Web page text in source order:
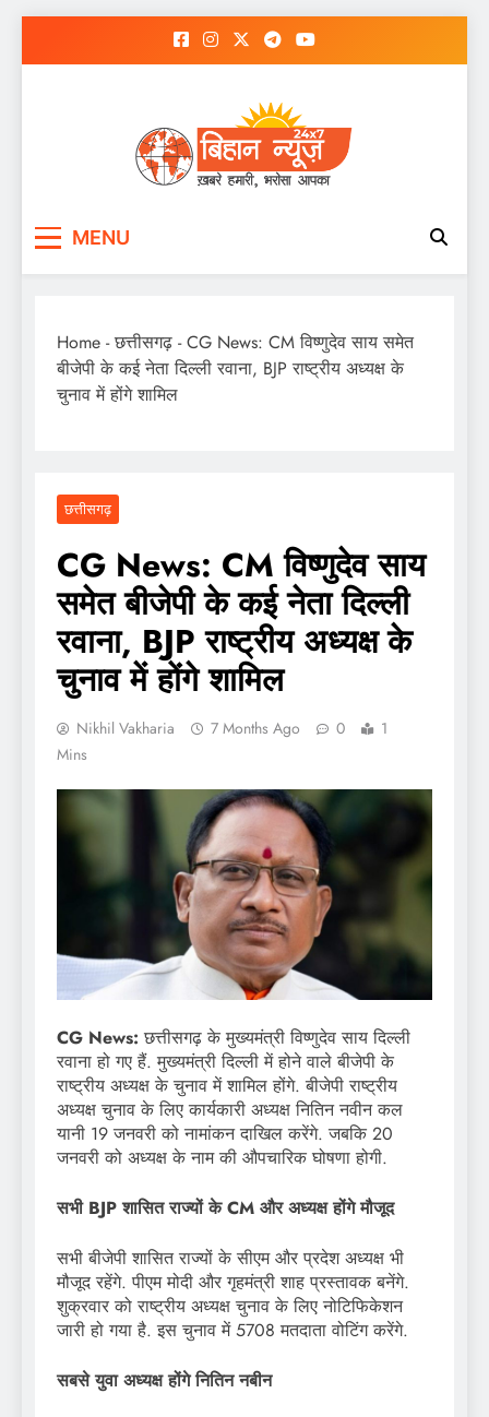
MENU
Home -छत्तीसगढ़ -CG News: CM विष्णुदेव साय समेत
बीजेपी के कई नेता दिल्ली रवाना, BJP राष्ट्रीय अध्यक्ष के
चुनाव में होंगे शामिल
छत्तीसगढ़
CG News: CM विष्णुदेव साय
समेत बीजेपी के कई नेता दिल्ली
रवाना, BJP राष्ट्रीय अध्यक्ष के
चुनाव में होंगे शामिल
Nikhil Vakharia 7 Months Ago 0
1
Mins
CG News:छत्तीसगढ़ के मुख्यमंत्री विष्णुदेव साय दिल्ली
रवाना हो गए हैं. मुख्यमंत्री दिल्ली में होने वाले बीजेपी के
राष्ट्रीय अध्यक्ष के चुनाव में शामिल होंगे. बीजेपी राष्ट्रीय
अध्यक्ष चुनाव के लिए कार्यकारी अध्यक्ष नितिन नवीन कल
यानी 19 जनवरी को नामांकन दाखिल करेंगे. जबकि 20
जनवरी को अध्यक्ष के नाम की औपचारिक घोषणा होगी.
सभी BJP शासित राज्यों के CM और अध्यक्ष होंगे मौजूद
सभी बीजेपी शासित राज्यों के सीएम और प्रदेश अध्यक्ष भी
मौजूद रहेंगे. पीएम मोदी और गृहमंत्री शाह प्रस्तावक बनेंगे.
शुक्रवार को राष्ट्रीय अध्यक्ष चुनाव के लिए नोटिफिकेशन
जारी हो गया है. इस चुनाव में 5708 मतदाता वोटिंग करेंगे.
सबसे युवा अध्यक्ष होंगे नितिन नबीन